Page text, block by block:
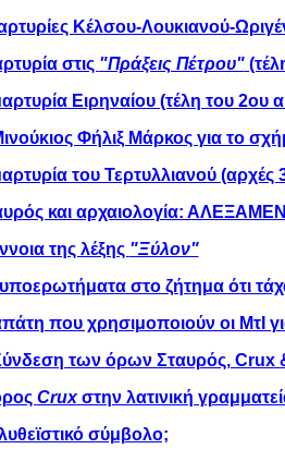
Κέλσου-Λουκιανού-
στις "Πράξεις Πέτρου"
Ειρηναίου (τέλη του 2ου
Φήλιξ Μάρκος για το
του Τερτυλλιανού
και αρχαιολογία:
της λέξης "Ξύλον"
στο ζήτημα ότι
που χρησιμοποιούν οι ΜτΙ
των όρων Σταυρός, Crux
Cruxστην λατινική
σύμβολο;